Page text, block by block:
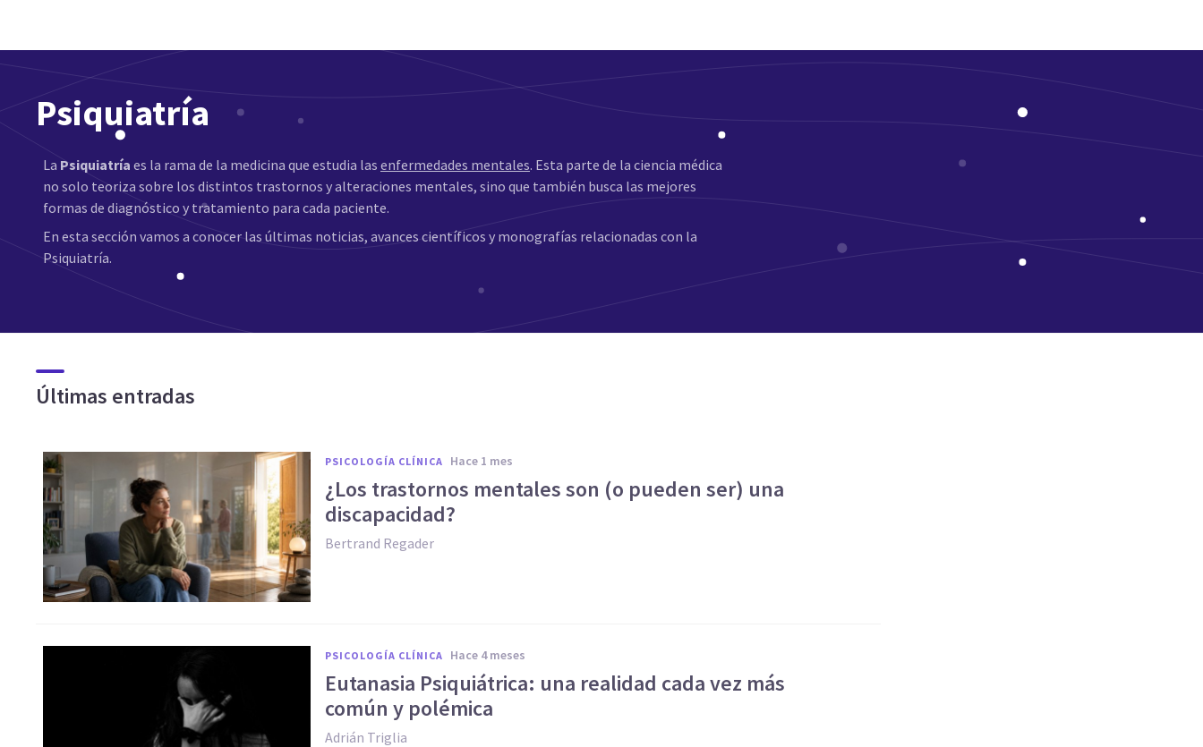
Psiquiatría
La Psiquiatría es la rama de la medicina que estudia las enfermedades mentales. Esta parte de la ciencia médica
no solo teoriza sobre los distintos trastornos y alteraciones mentales, sino que también busca las mejores
formas de diagnóstico y tratamiento para cada paciente.
En esta sección vamos a conocer las últimas noticias, avances científicos y monografías relacionadas con la
Psiquiatría.
Últimas entradas
PSICOLOGÍA CLÍNICA hace 1 mes
¿Los trastornos mentales son (o pueden ser) una
discapacidad?
Bertrand Regader
PSICOLOGÍA CLÍNICA hace 4 meses
Eutanasia Psiquiátrica: una realidad cada vez más
común y polémica
Adrián Triglia